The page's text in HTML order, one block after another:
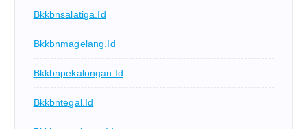
Bkkbnsalatiga.id
Bkkbnmagelang.id
Bkkbnpekalongan.id
Bkkbntegal.id